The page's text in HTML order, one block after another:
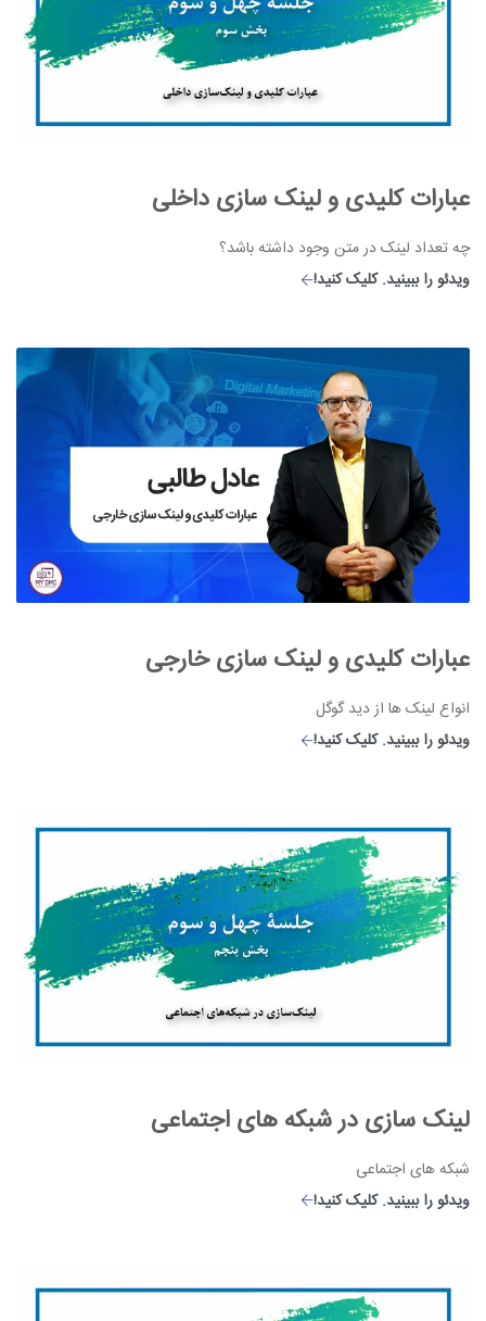
عبارات کلیدی و لینک سازی داخلی
چه تعداد لینک در متن وجود داشته باشد؟
ویدئو را ببینید. کلیک کنید!
عبارات کلیدی و لینک سازی خارجی
انواع لینک ها از دید گوگل
ویدئو را ببینید. کلیک کنید!
لینک سازی در شبکه های اجتماعی
شبکه های اجتماعی
ویدئو را ببینید. کلیک کنید!